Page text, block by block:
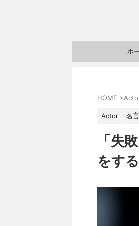
ホ
HOME >
Actor 名言
「失
をす